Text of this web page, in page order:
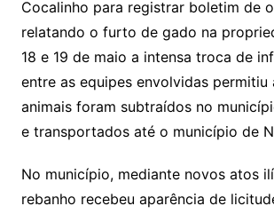
Cocalinho para registrar boletim de
relatando o furto de gado na
18 e 19 de maio a intensa troca de
entre as equipes envolvidas permitiu
animais foram subtraídos no
e transportados até o município de
No município, mediante novos atos
rebanho recebeu aparência de